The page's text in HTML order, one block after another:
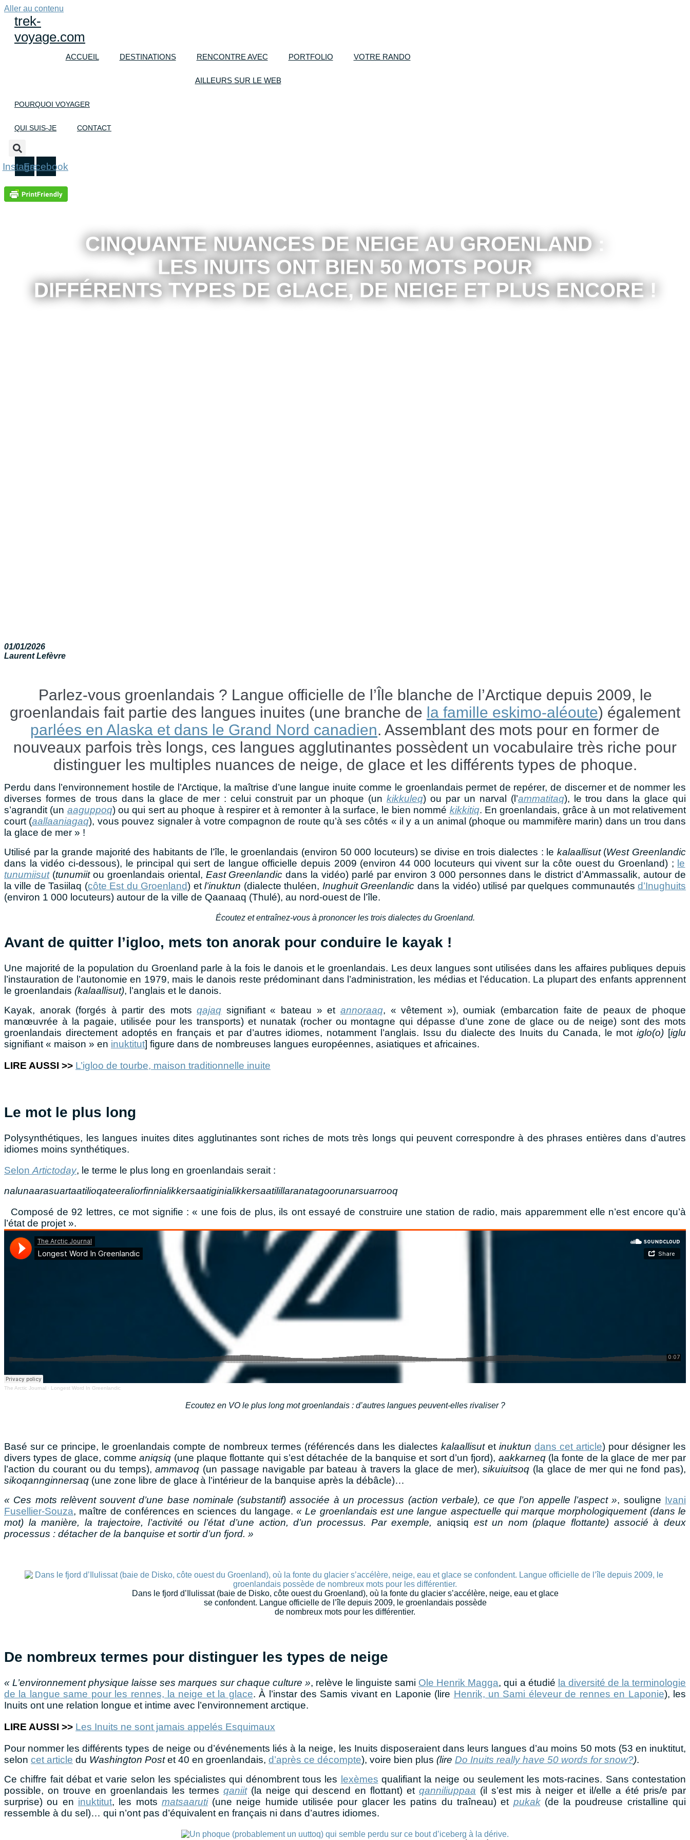
Aller au contenu
trek-
voyage.com
ACCUEIL DESTINATIONS RENCONTRE AVEC PORTFOLIO VOTRE RANDO
AILLEURS SUR LE WEB
POURQUOI VOYAGER
QUI SUIS-JE CONTACT
InstagramFacebook
CINQUANTE NUANCES DE NEIGE AU GROENLAND :
LES INUITS ONT BIEN 50 MOTS POUR
DIFFÉRENTS TYPES DE GLACE, DE NEIGE ET PLUS ENCORE !
01/01/2026
Laurent Lefèvre
Parlez-vous groenlandais ? Langue officielle de l’Île blanche de l’Arctique depuis 2009, le
groenlandais fait partie des langues inuites (une branche de la famille eskimo-aléoute) également
parlées en Alaska et dans le Grand Nord canadien. Assemblant des mots pour en former de
nouveaux parfois très longs, ces langues agglutinantes possèdent un vocabulaire très riche pour
distinguer les multiples nuances de neige, de glace et les différents types de phoque.
Perdu dans l’environnement hostile de l’Arctique, la maîtrise d’une langue inuite comme le groenlandais permet de repérer, de discerner et de nommer les
diverses formes de trous dans la glace de mer : celui construit par un phoque (unkikkuleq) ou par un narval (l’ammatitaq), le trou dans la glace qui
s’agrandit (un aaguppoq) ou qui sert au phoque à respirer et à remonter à la surface, le bien nommé kikkitiq. En groenlandais, grâce à un mot relativement
court (aallaaniagaq), vous pouvez signaler à votre compagnon de route qu’à ses côtés « il y a un animal (phoque ou mammifère marin) dans un trou dans
la glace de mer » !
Utilisé par la grande majorité des habitants de l’île, le groenlandais (environ 50 000 locuteurs)se divise en trois dialectes : le kalaallisut(West Greenlandic
dans la vidéo ci-dessous), le principal qui sert de langue officielle depuis 2009 (environ 44 000 locuteurs qui vivent sur la côte ouest du Groenland) ; le
tunumiisut(tunumiitou groenlandais oriental, East Greenlandic dans la vidéo) parlé par environ 3 000 personnes dans le district d’Ammassalik, autour de
la ville de Tasiilaq (côte Est du Groenland) etl’inuktun (dialecte thuléen, Inughuit Greenlandic dans la vidéo) utilisé par quelques communautésd’Inughuits
(environ 1 000 locuteurs) autour de la ville de Qaanaaq (Thulé), au nord-ouest de l’île.
Écoutez et entraînez-vous à prononcer les trois dialectes du Groenland.
Avant de quitter l’igloo, mets ton anorak pour conduire le kayak !
Une majorité de la population du Groenland parle à la fois le danois et le groenlandais. Les deux langues sont utilisées dans les affaires publiques depuis
l’instauration de l’autonomie en 1979, mais le danois reste prédominant dans l’administration, les médias et l’éducation. La plupart des enfants apprennent
le groenlandais (kalaallisut), l’anglais et le danois.
Kayak, anorak (forgés à partir des motsqajaq signifiant « bateau » et annoraaq, « vêtement »), oumiak (embarcation faite de peaux de phoque
manœuvrée à la pagaie, utilisée pour les transports) et nunatak (rocher ou montagne qui dépasse d’une zone de glace ou de neige) sont des mots
groenlandais directement adoptés en français et par d’autres idiomes, notamment l’anglais. Issu du dialecte des Inuits du Canada, le motiglo(o) [iglu
signifiant « maison » en inuktitut] figure dans de nombreuses langues européennes, asiatiques et africaines.
LIRE AUSSI >> L’igloo de tourbe, maison traditionnelle inuite
Le mot le plus long
Polysynthétiques, les langues inuites dites agglutinantes sont riches de mots très longs qui peuvent correspondre à des phrases entières dans d’autres
idiomes moins synthétiques.
Selon Artictoday, le terme le plus long en groenlandais serait :
nalunaarasuartaatilioqateeraliorfinnialikkersaatiginialikkersaatilillaranatagoorunarsuarrooq
Composé de 92 lettres, ce mot signifie : « une fois de plus, ils ont essayé de construire une station de radio, mais apparemment elle n’est encore qu’à
l’état de projet ».
The Arctic Journal · Longest Word In Greenlandic
Ecoutez en VO le plus long motgroenlandais: d’autres langues peuvent-elles rivaliser ?
Basé sur ce principe, le groenlandais compte de nombreux termes (référencés dans les dialecteskalaallisutetinuktun dans cet article) pour désigner les
divers types de glace, commeaniqsiq (une plaque flottante qui s’est détachée de la banquise et sort d’un fjord), aakkarneq(la fonte de la glace de mer par
l’action du courant ou du temps),ammavoq (un passage navigable par bateau à travers la glace de mer),sikuiuitsoq (la glace de mer qui ne fond pas),
sikoqannginnersaq (une zone libre de glace à l’intérieur de la banquise après la débâcle)…
« Ces mots relèvent souvent d’une base nominale (substantif) associée à un processus (action verbale), ce que l’on appelle l’aspect », souligne Ivani
Fusellier-Souza, maître de conférences en sciences du langage.« Le groenlandais est une langue aspectuelle qui marque morphologiquement (dans le
mot) la manière, la trajectoire, l’activité ou l’état d’une action, d’un processus. Par exemple, aniqsiq est un nom (plaque flottante) associé à deux
processus : détacher de la banquise et sortir d’un fjord. »
Dans le fjord d’Ilulissat (baie de Disko, côte ouest du Groenland), où la fonte du glacier s’accélère, neige, eau et glace
se confondent. Langue officielle de l’île depuis 2009, le groenlandais possède
de nombreux mots pour les différentier.
De nombreux termes pour distinguer les types de neige
« L’environnement physique laisse ses marques sur chaque culture », relève le linguiste sami Ole Henrik Magga, qui a étudié la diversité de la terminologie
de la langue same pour les rennes, la neige et la glace.À l’instar des Samis vivant en Laponie (lire Henrik, un Sami éleveur de rennes en Laponie), les
Inuits ont une relation longue et intime avec l’environnement arctique.
LIRE AUSSI >> Les Inuits ne sont jamais appelés Esquimaux
Pour nommer les différents types de neige ou d’événements liés à la neige, les Inuits disposeraient dans leurs langues d’au moins 50 mots (53 en inuktitut,
selon cet article du Washington Postet 40 en groenlandais, d’après ce décompte), voire bien plus (lire Do Inuits really have 50 words for snow?).
Ce chiffre fait débat et varie selon les spécialistes qui dénombrent tous les lexèmes qualifiant la neige ou seulement les mots-racines. Sans contestation
possible, on trouve en groenlandais les termes qaniit(la neige qui descend en flottant) et qanniliuppaa (il s’est mis à neiger et il/elle a été pris/e par
surprise) ou en inuktitut, les mots matsaaruti(une neige humide utilisée pour glacer les patins du traîneau) et pukak(de la poudreuse cristalline qui
ressemble à du sel)… qui n’ont pas d’équivalent en français ni dans d’autres idiomes.